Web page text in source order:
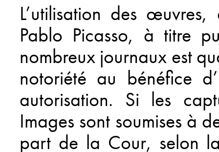
L’utilisation des
Pablo Picasso, à titre
nombreux journaux est
notoriété au bénéfice
autorisation. Si les
Images sont soumises à
part de la Cour, selon